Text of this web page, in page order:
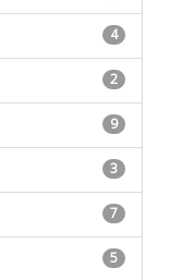
4
2
9
3
7
5